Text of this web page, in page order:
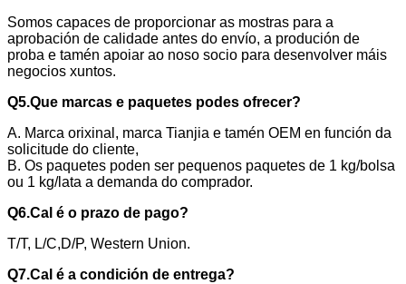
Somos capaces de proporcionar as mostras para a
aprobación de calidade antes do envío, a produción de
proba e tamén apoiar ao noso socio para desenvolver máis
negocios xuntos.
Q5.Que marcas e paquetes podes ofrecer?
A. Marca orixinal, marca Tianjia e tamén OEM en función da
solicitude do cliente,
B. Os paquetes poden ser pequenos paquetes de 1 kg/bolsa
ou 1 kg/lata a demanda do comprador.
Q6.Cal é o prazo de pago?
T/T, L/C,D/P, Western Union.
Q7.Cal é a condición de entrega?